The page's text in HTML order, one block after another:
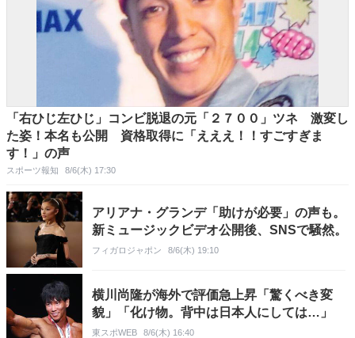
「右ひじ左ひじ」コンビ脱退の元「２７００」ツネ 激変し
た姿！本名も公開 資格取得に「えええ！！すごすぎま
す！」の声
スポーツ報知 8/6(木) 17:30
アリアナ・グランデ「助けが必要」の声も。
新ミュージックビデオ公開後、SNSで騒然。
フィガロジャポン 8/6(木) 19:10
横川尚隆が海外で評価急上昇「驚くべき変
貌」「化け物。背中は日本人にしては…」
東スポWEB 8/6(木) 16:40